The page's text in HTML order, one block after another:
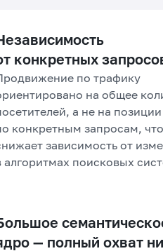
конкретных
по трафику
на общее
а не на позиции
конкретным запросам, что
зависимость от
алгоритмах поисковых
— полный охват